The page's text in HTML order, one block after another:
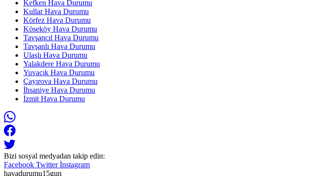
Kefken Hava Durumu
Kullar Hava Durumu
Körfez Hava Durumu
Köseköy Hava Durumu
Tavşancıl Hava Durumu
Tavşanlı Hava Durumu
Ulaşlı Hava Durumu
Yalakdere Hava Durumu
Yuvacık Hava Durumu
Çayırova Hava Durumu
İhsaniye Hava Durumu
İzmit Hava Durumu
Bizi sosyal medyadan takip edin:
Facebook Twitterİnstagram
havadurumu15gun